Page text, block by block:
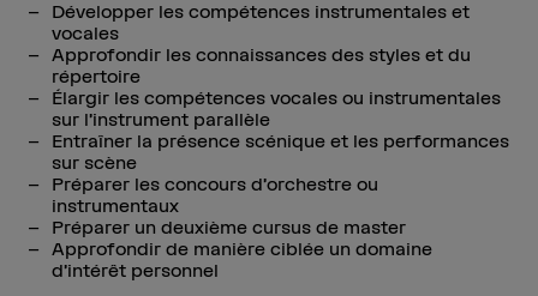
Développer les compétences instrumentales et
vocales
Approfondir les connaissances des styles et du
répertoire
Élargir les compétences vocales ou instrumentales
sur l’instrument parallèle
Entraîner la présence scénique et les performances
sur scène
Préparer les concours d’orchestre ou
instrumentaux
Préparer un deuxième cursus de master
Approfondir de manière ciblée un domaine
d’intérêt personnel